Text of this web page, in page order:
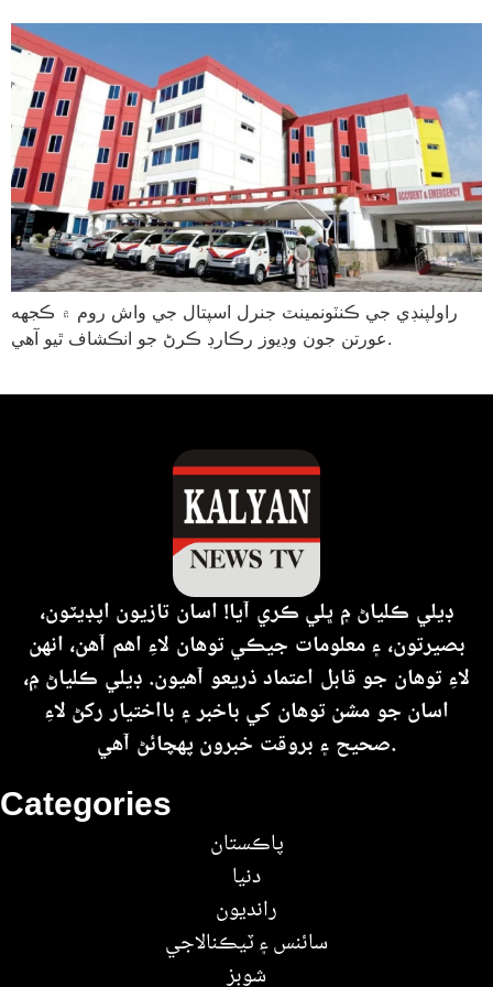
راولپنڊي جي ڪنٽونمينٽ جنرل اسپتال جي واش روم ۾ ڪجهه
عورتن جون وڊيوز رڪارڊ ڪرڻ جو انڪشاف ٿيو آهي.
Categories
پاڪستان
دنيا
رانديون
سائنس ۽ ٽيڪنالاجي
شوبز
ڊيلي ڪلياڻ ۾ ڀلي ڪري آيا! اسان تازيون اپڊيٽون،
بصيرتون، ۽ معلومات جيڪي توهان لاءِ اهم آهن، انهن
لاءِ توهان جو قابل اعتماد ذريعو آهيون. ڊيلي ڪلياڻ ۾،
اسان جو مشن توهان کي باخبر ۽ بااختيار رکڻ لاءِ
صحيح ۽ بروقت خبرون پهچائڻ آهي.